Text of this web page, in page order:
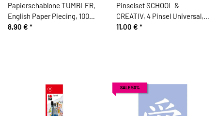
Papierschablone TUMBLER,
English Paper Piecing, 100
Stück, 2 Größen, Sue Daley
8,90 € *
Pinselset SCHOOL &
CREATIV, 4 Pinsel Universal,
Marabu
11,00 € *
SALE 50%